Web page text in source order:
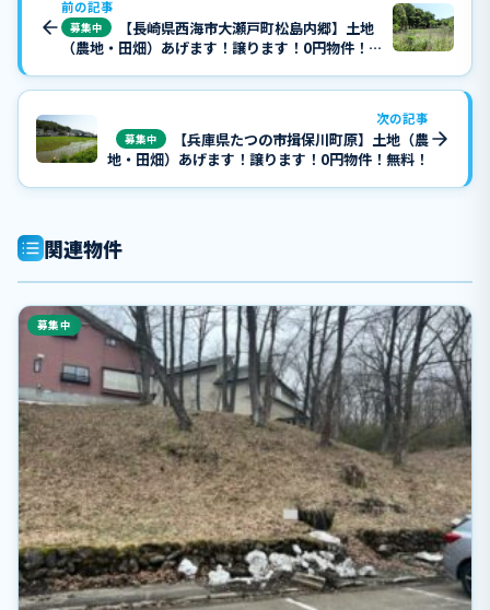
前の記事
募集中
【長崎県西海市大瀬戸町松島内郷】土地
（農地・田畑）あげます！譲ります！0円物件！無
次の記事
募集中
【兵庫県たつの市揖保川町原】土地（農
地・田畑）あげます！譲ります！0円物件！無料！
関連物件
募集中